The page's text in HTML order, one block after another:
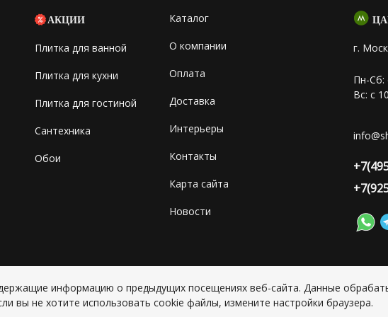
АКЦИИ
Плитка для ванной
Плитка для кухни
Плитка для гостиной
Сантехника
Обои
Каталог
О компании
Оплата
Доставка
Интерьеры
Контакты
Карта сайта
Новости
г.
Пн-Сб:
Вс: с
Copyright © 2026 ИП Григорьян Юлия Сергеевна,
информацию о предыдущих посещениях веб-сайта. Данные
вы не хотите использовать cookie файлы, измените настройки браузера.